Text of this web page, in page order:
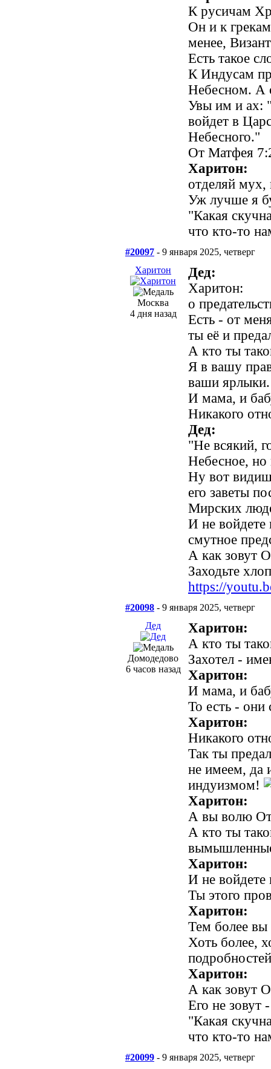
К русичам
Он и к
менее,
Есть такое
К Индусам
Небесном. А
Увы им и ах:
войдет в
Небесного."
От Матфея
Харитон:
отделяй мух,
Уж лучше я
"Какая
что кто-то
#20097 - 9 января 2025, четверг
Харитон
Москва
4 дня назад
Дед:
Харитон:
о
Есть - от
ты её и
А кто ты
Я в вашу
ваши ярлыки.
И мама, и
Никакого
Дед:
"Не всякий,
Небесное,
Ну вот
его заветы
Мирских
И не войдете
смутное
А как зовут
Заходьте
https://
#20098 - 9 января 2025, четверг
Дед
Домодедово
6 часов назад
Харитон:
А кто ты
Захотел -
Харитон:
И мама, и
То есть - они
Харитон:
Никакого
Так ты
не имеем, да
индуизмом!
Харитон:
А вы волю
А кто ты
Харитон:
И не войдете
Ты этого
Харитон:
Тем более вы
Хоть более,
Харитон:
А как зовут
Его не зовут
"Какая
что кто-то
#20099 - 9 января 2025, четверг